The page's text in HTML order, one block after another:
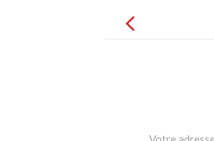
navigation